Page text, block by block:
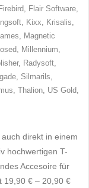
Firebird, Flair Software,
, Kixx, Krisalis,
, Magnetic
, Millennium,
, Radysoft,
, Silmarils,
, Thalion, US Gold,
direkt in einem
hochwertigen T-
Accesoire für
19,90 € – 20,90 €